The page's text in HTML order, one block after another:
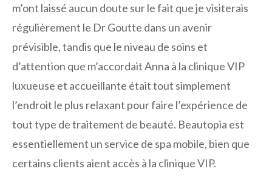
m’ont laissé aucun doute sur le fait que je visiterais
régulièrement le Dr Goutte dans un avenir
prévisible, tandis que le niveau de soins et
d’attention que m’accordait Anna à la clinique VIP
luxueuse et accueillante était tout simplement
l’endroit le plus relaxant pour faire l’expérience de
tout type de traitement de beauté. Beautopia est
essentiellement un service de spa mobile, bien que
certains clients aient accès à la clinique VIP.